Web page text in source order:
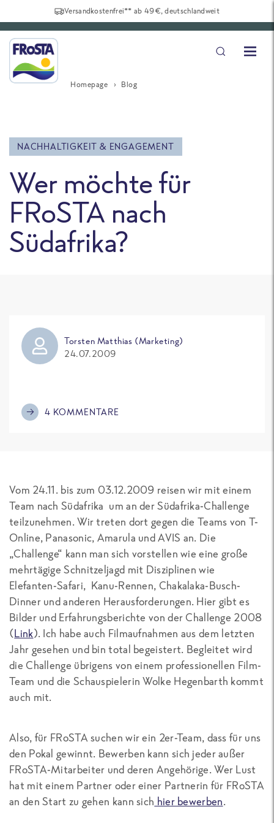
Versandkostenfrei** ab 49€, deutschlandweit
Homepage Blog
NACHHALTIGKEIT & ENGAGEMENT
Wer möchte für
FRoSTA nach
Südafrika?
Torsten Matthias (Marketing)
24.07.2009
4 KOMMENTARE
Vom 24.11. bis zum 03.12.2009 reisen wir mit einem
Team nach Südafrika um an der Südafrika-Challenge
teilzunehmen. Wir treten dort gegen die Teams von T-
Online, Panasonic, Amarula und AVIS an. Die
„Challenge“ kann man sich vorstellen wie eine große
mehrtägige Schnitzeljagd mit Disziplinen wie
Elefanten-Safari, Kanu-Rennen, Chakalaka-Busch-
Dinner und anderen Herausforderungen. Hier gibt es
Bilder und Erfahrungsberichte von der Challenge 2008
(Link). Ich habe auch Filmaufnahmen aus dem letzten
Jahr gesehen und bin total begeistert. Begleitet wird
die Challenge übrigens von einem professionellen Film-
Team und die Schauspielerin Wolke Hegenbarth kommt
auch mit.
Also, für FRoSTA suchen wir ein 2er-Team, dass für uns
den Pokal gewinnt. Bewerben kann sich jeder außer
FRoSTA-Mitarbeiter und deren Angehörige. Wer Lust
hat mit einem Partner oder einer Partnerin für FRoSTA
an den Start zu gehen kann sich hier bewerben.